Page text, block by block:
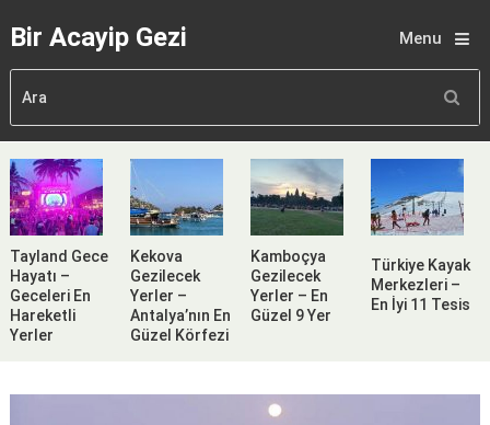
Bir Acayip Gezi Menu
Tayland Gece
Hayatı –
Geceleri En
Hareketli
Yerler
Kekova
Gezilecek
Yerler –
Antalya’nın En
Güzel Körfezi
Kamboçya
Gezilecek
Yerler – En
Güzel 9 Yer
Türkiye Kayak
Merkezleri –
En İyi 11 Tesis